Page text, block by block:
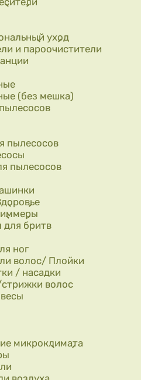
уход
и пароочистители
(без мешка)
пылесосов
пылесосов
для бритв
ног
волос/ Плойки
/ насадки
волос
микроклимата